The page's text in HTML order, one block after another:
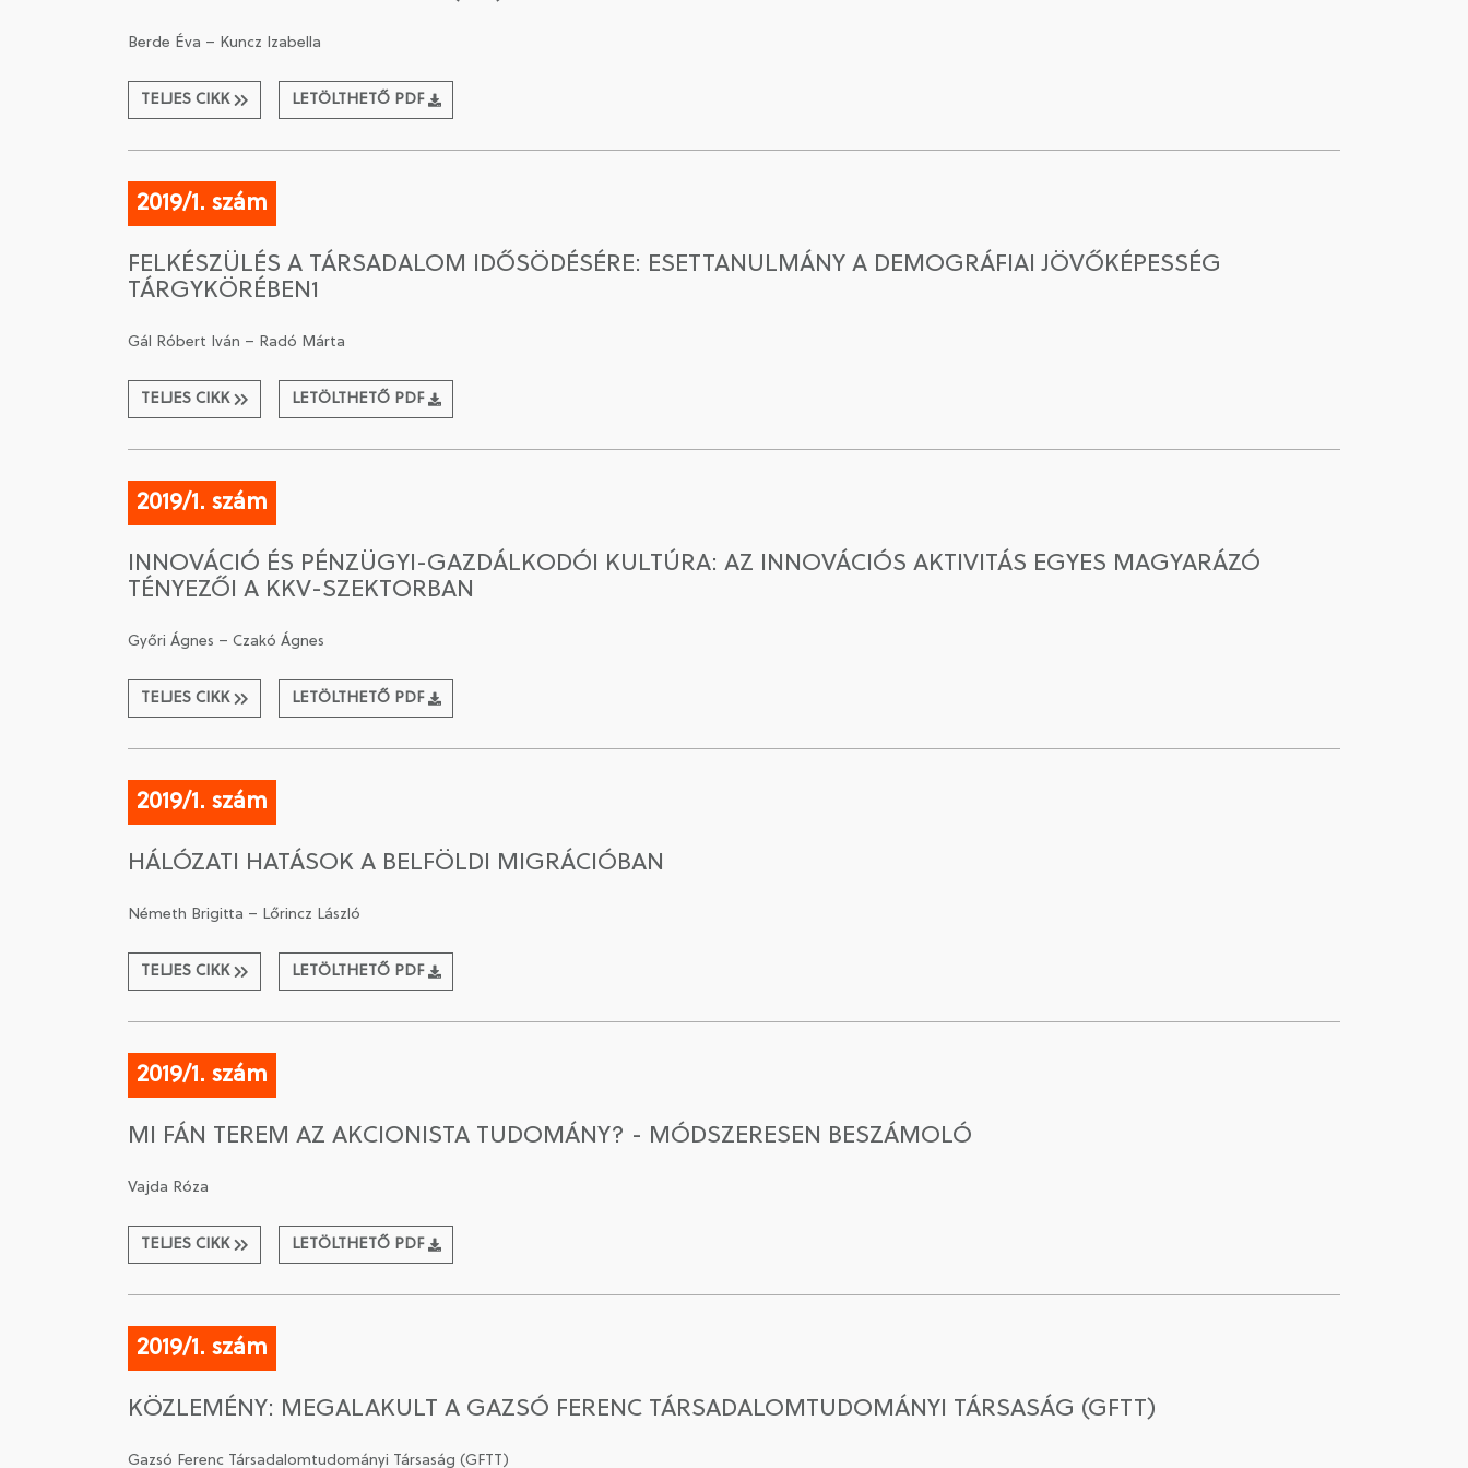
Berde Éva – Kuncz Izabella
TELJES CIKK LETÖLTHETŐ PDF
2019/1. szám
FELKÉSZÜLÉS A TÁRSADALOM IDŐSÖDÉSÉRE: ESETTANULMÁNY A DEMOGRÁFIAI JÖVŐKÉPESSÉG
TÁRGYKÖRÉBEN1
Gál Róbert Iván – Radó Márta
TELJES CIKK LETÖLTHETŐ PDF
2019/1. szám
INNOVÁCIÓ ÉS PÉNZÜGYI-GAZDÁLKODÓI KULTÚRA: AZ INNOVÁCIÓS AKTIVITÁS EGYES MAGYARÁZÓ
TÉNYEZŐI A KKV-SZEKTORBAN
Győri Ágnes – Czakó Ágnes
TELJES CIKK LETÖLTHETŐ PDF
2019/1. szám
HÁLÓZATI HATÁSOK A BELFÖLDI MIGRÁCIÓBAN
Németh Brigitta – Lőrincz László
TELJES CIKK LETÖLTHETŐ PDF
2019/1. szám
MI FÁN TEREM AZ AKCIONISTA TUDOMÁNY? - MÓDSZERESEN BESZÁMOLÓ
Vajda Róza
TELJES CIKK LETÖLTHETŐ PDF
2019/1. szám
KÖZLEMÉNY: MEGALAKULT A GAZSÓ FERENC TÁRSADALOMTUDOMÁNYI TÁRSASÁG (GFTT)
Gazsó Ferenc Társadalomtudományi Társaság (GFTT)